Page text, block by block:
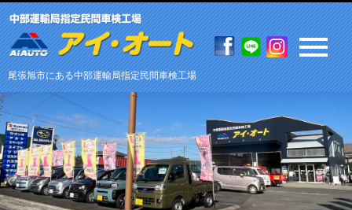
尾張旭市にある中部運輸局指定民間車検工場